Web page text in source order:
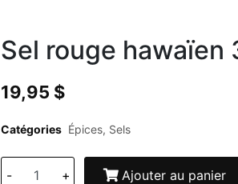
Sel rouge hawaïen
19,95 $
Catégories Épices, Sels
- + Ajouter au panier